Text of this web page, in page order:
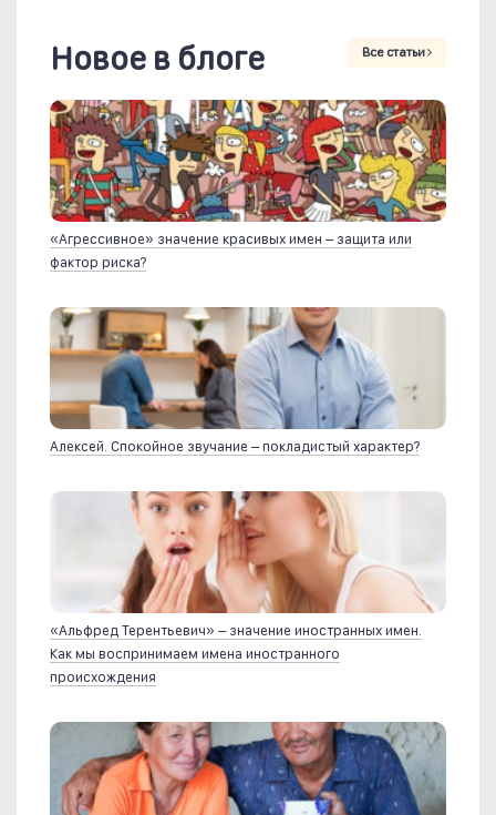
Новое в блоге Все статьи
«Агрессивное» значение красивых имен – защита или
фактор риска?
Алексей. Спокойное звучание – покладистый характер?
«Альфред Терентьевич» – значение иностранных имен.
Как мы воспринимаем имена иностранного
происхождения